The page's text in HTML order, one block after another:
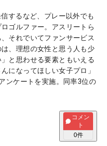
するなど、プレー以外でも
ゴルファー。アスリートら
それでいてファンサービス
、理想の女性と思う人も少
と思わせる要素ともいえる
になってほしい女子プロ」
ンケートを実施。同率3位の
コメン
ト
0件